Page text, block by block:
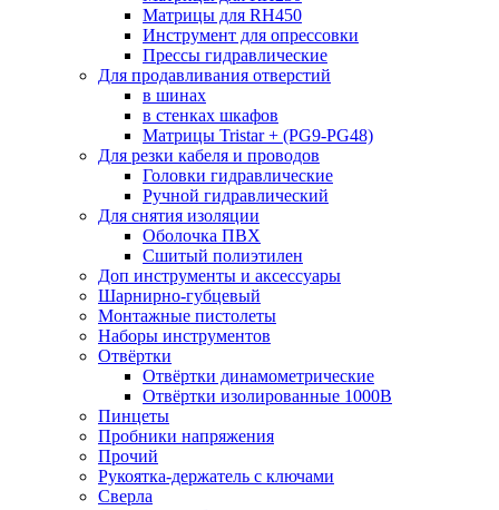
Матрицы для RH450
Инструмент для опрессовки
Прессы гидравлические
Для продавливания отверстий
в шинах
в стенках шкафов
Матрицы Tristar + (PG9-PG48)
Для резки кабеля и проводов
Головки гидравлические
Ручной гидравлический
Для снятия изоляции
Оболочка ПВХ
Сшитый полиэтилен
Доп инструменты и аксессуары
Шарнирно-губцевый
Монтажные пистолеты
Наборы инструментов
Отвёртки
Отвёртки динамометрические
Отвёртки изолированные 1000В
Пинцеты
Пробники напряжения
Прочий
Рукоятка-держатель с ключами
Сверла